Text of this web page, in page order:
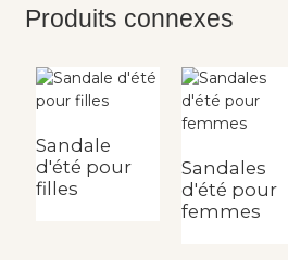
Produits connexes
Sandale
d'été pour
filles
Sandales
d'été pour
femmes